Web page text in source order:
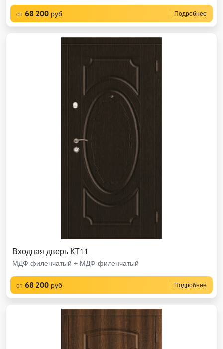
от 68 200 руб Подробнее
Входная дверь КТ11
МДФ филенчатый + МДФ филенчатый
от 68 200 руб Подробнее